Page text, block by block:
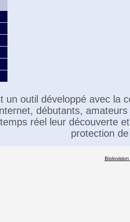
un outil développé avec la
débutants,
réel leur découverte
protection
Biolovision